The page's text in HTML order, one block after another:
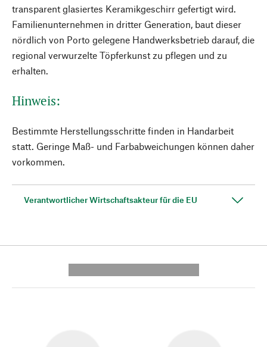
transparent glasiertes Keramikgeschirr gefertigt wird.
Familienunternehmen in dritter Generation, baut dieser
nördlich von Porto gelegene Handwerksbetrieb darauf, die
regional verwurzelte Töpferkunst zu pflegen und zu
erhalten.
Hinweis:
Bestimmte Herstellungsschritte finden in Handarbeit
statt. Geringe Maß- und Farbabweichungen können daher
vorkommen.
Verantwortlicher Wirtschaftsakteur für die EU